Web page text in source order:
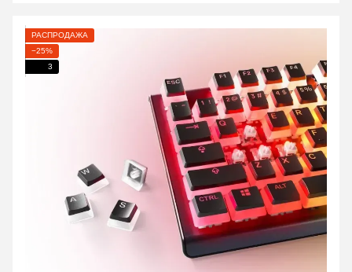
РАСПРОДАЖА
−25%
3